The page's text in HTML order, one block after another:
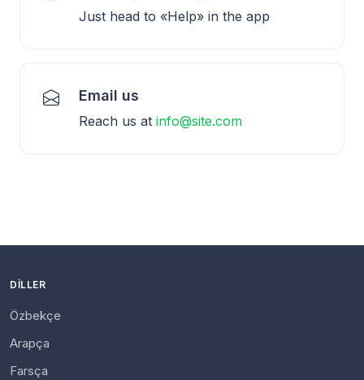
Just head to «Help» in the app
Email us
Reach us at info@site.com
DILLER
Özbekçe
Arapça
Farsça